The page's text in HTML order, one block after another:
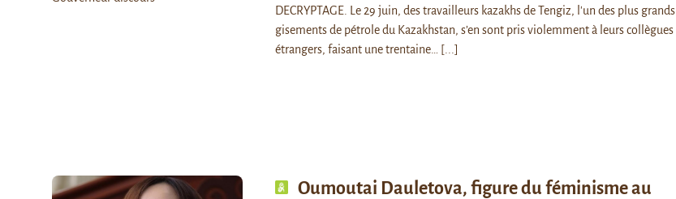
DECRYPTAGE. Le 29 juin, des travailleurs kazakhs de Tengiz, l'un des plus grands
gisements de pétrole du Kazakhstan, s’en sont pris violemment à leurs collègues
étrangers, faisant une trentaine…
[...]
Oumoutai Dauletova, figure du féminisme au